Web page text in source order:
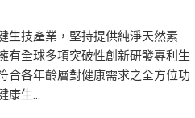
生技產業，堅持提供純淨天然素
有全球多項突破性創新研發專利生
合各年齡層對健康需求之全方位功
康生...